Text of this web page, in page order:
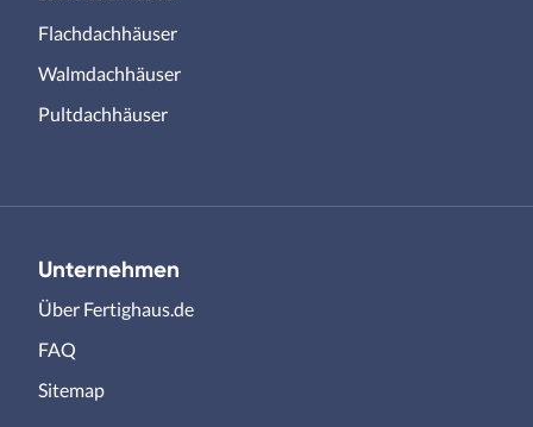
Flachdachhäuser
Walmdachhäuser
Pultdachhäuser
Unternehmen
Über Fertighaus.de
FAQ
Sitemap